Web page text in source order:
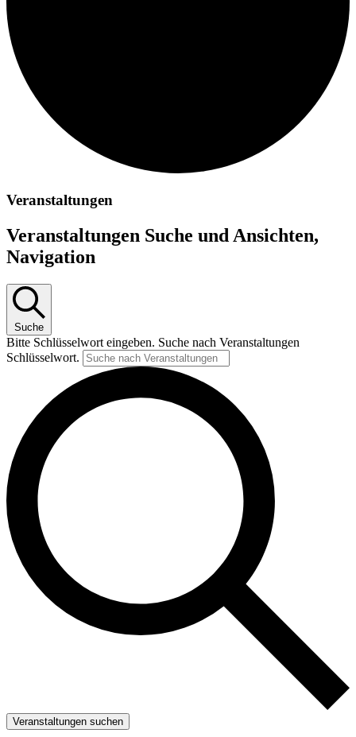
Veranstaltungen
Veranstaltungen Suche und Ansichten,
Navigation
Suche
Bitte Schlüsselwort eingeben. Suche nach Veranstaltungen
Schlüsselwort.
Veranstaltungen suchen